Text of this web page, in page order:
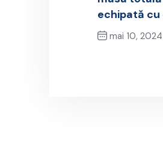
echipată cu
mai 10, 2024